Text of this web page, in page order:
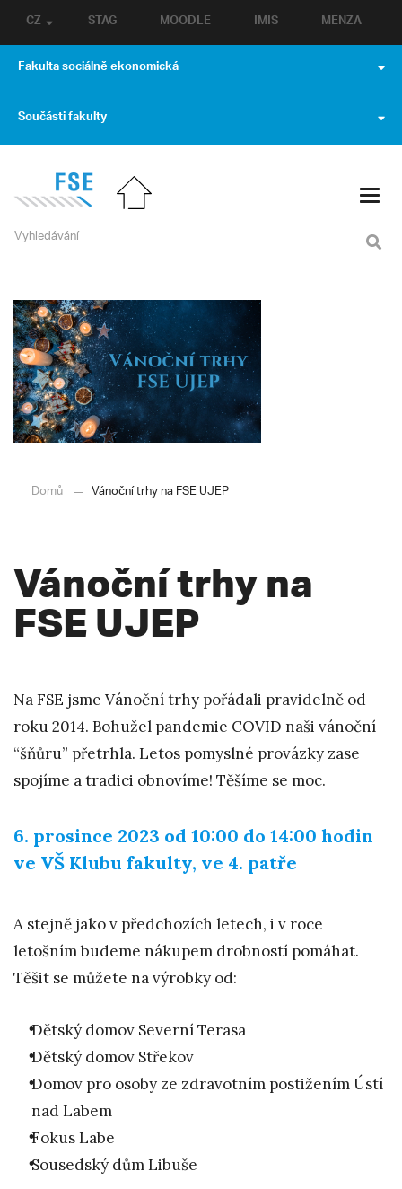
STAG MOODLE IMIS MENZA
CZ
Fakulta sociálně ekonomická
Součásti fakulty
Domů Vánoční trhy na FSE UJEP
Vánoční trhy na
FSE UJEP
Na FSE jsme Vánoční trhy pořádali pravidelně od
roku 2014. Bohužel pandemie COVID naši vánoční
“šňůru” přetrhla. Letos pomyslné provázky zase
spojíme a tradici obnovíme! Těšíme se moc.
6. prosince 2023 od 10:00 do 14:00 hodin
ve VŠ Klubu fakulty, ve 4. patře
A stejně jako v předchozích letech, i v roce
letošním budeme nákupem drobností pomáhat.
Těšit se můžete na výrobky od:
Dětský domov Severní Terasa
Dětský domov Střekov
Domov pro osoby ze zdravotním postižením Ústí
nad Labem
Fokus Labe
Sousedský dům Libuše